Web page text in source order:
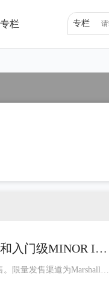
入门级MINOR III
限量发售渠道为Marshall天
店。MINOR III于2021年9
栏 专栏